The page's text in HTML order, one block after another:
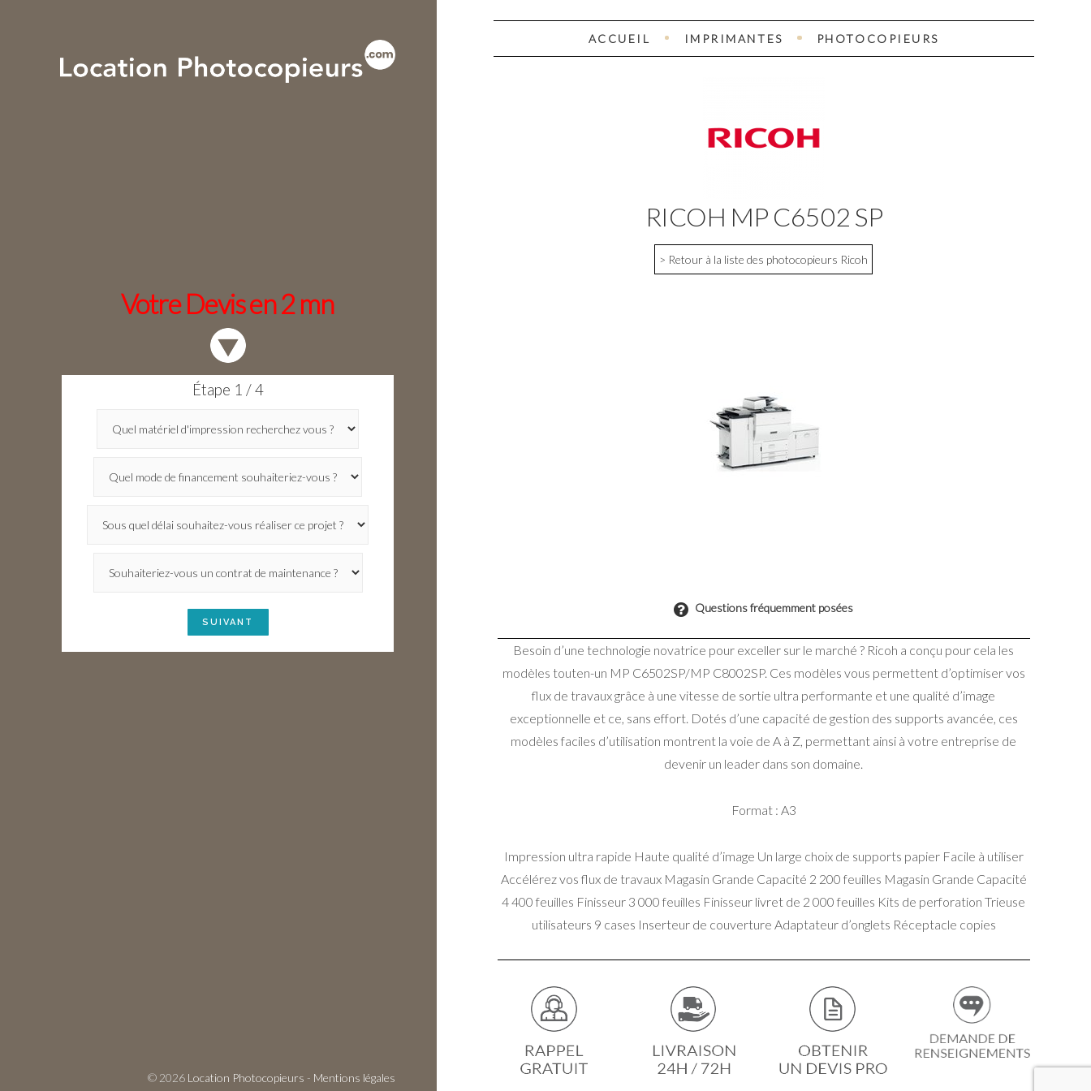
Votre Devis en 2 mn
Étape 1 / 4
SUIVANT
© 2026 Location Photocopieurs - Mentions légales
ACCUEIL IMPRIMANTES PHOTOCOPIEURS
RICOH MP C6502 SP
> Retour à la liste des photocopieurs Ricoh
Questions fréquemment posées
Besoin d’une technologie novatrice pour exceller sur le marché ? Ricoh a conçu pour cela les
modèles touten-un MP C6502SP/MP C8002SP. Ces modèles vous permettent d’optimiser vos
flux de travaux grâce à une vitesse de sortie ultra performante et une qualité d’image
exceptionnelle et ce, sans effort. Dotés d’une capacité de gestion des supports avancée, ces
modèles faciles d’utilisation montrent la voie de A à Z, permettant ainsi à votre entreprise de
devenir un leader dans son domaine.
Format : A3
Impression ultra rapide Haute qualité d’image Un large choix de supports papier Facile à utiliser
Accélérez vos flux de travaux Magasin Grande Capacité 2 200 feuilles Magasin Grande Capacité
4 400 feuilles Finisseur 3 000 feuilles Finisseur livret de 2 000 feuilles Kits de perforation Trieuse
utilisateurs 9 cases Inserteur de couverture Adaptateur d’onglets Réceptacle copies